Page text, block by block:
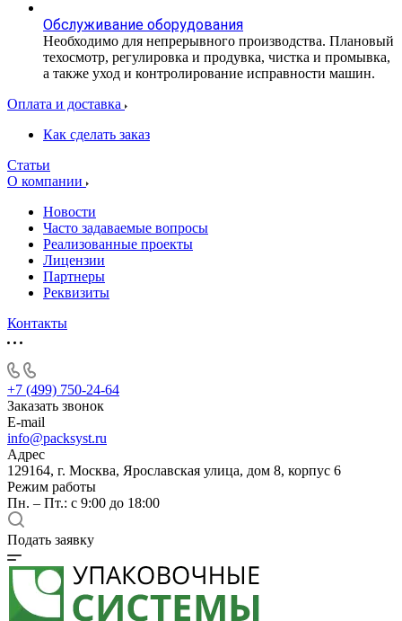
Обслуживание оборудования
Необходимо для непрерывного производства. Плановый
техосмотр, регулировка и продувка, чистка и промывка,
а также уход и контролирование исправности машин.
Оплата и доставка
Как сделать заказ
Статьи
О компании
Новости
Часто задаваемые вопросы
Реализованные проекты
Лицензии
Партнеры
Реквизиты
Контакты
+7 (499) 750-24-64
Заказать звонок
E-mail
info@packsyst.ru
Адрес
129164, г. Москва, Ярославская улица, дом 8, корпус 6
Режим работы
Пн. – Пт.: с 9:00 до 18:00
Подать заявку